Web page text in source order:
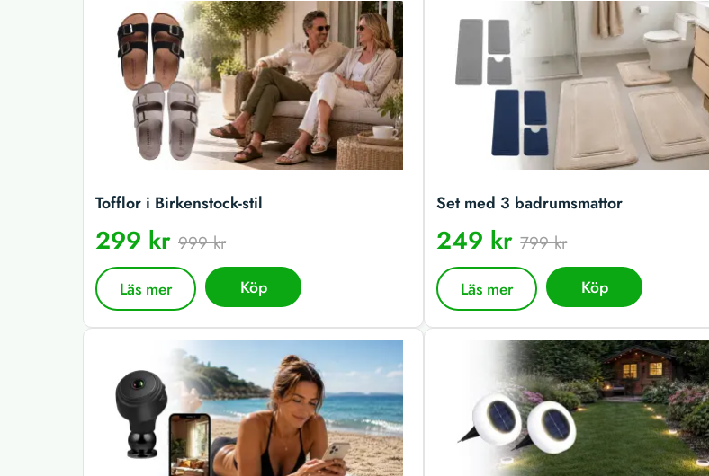
Tofflor i Birkenstock-stil
299 kr 999 kr
Läs mer Köp
Set med 3 badrumsmattor
249 kr799 kr
Läs mer Köp